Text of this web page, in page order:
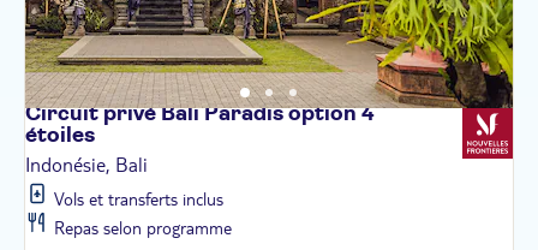
Circuit privé Bali Paradis option 4
étoiles
Indonésie, Bali
Vols et transferts inclus
Repas selon programme